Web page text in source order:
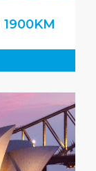
1900KM